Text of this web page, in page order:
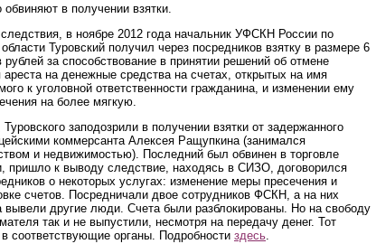
обвиняют в получении взятки.
в ноябре 2012 года начальник УФСКН России по
Туровский получил через посредников взятку в размере 6
за способствование в принятии решений об отмене
ареста на денежные средства на счетах, открытых на имя
к уголовной ответственности гражданина, и изменении ему
на более мягкую.
заподозрили в получении взятки от задержанного
коммерсанта Алексея Ращупкина (занимался
и недвижимостью). Последний был обвинен в торговле
пришло к выводу следствие, находясь в СИЗО, договорился
о некоторых услугах: изменение меры пресечения и
счетов. Посредничали двое сотрудников ФСКН, а на них
вывели другие люди. Счета были разблокированы. Но на свободу
так и не выпустили, несмотря на передачу денег. Тот
соответствующие органы. Подробности здесь.